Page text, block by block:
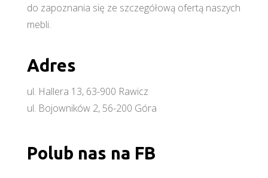
do zapoznania się ze szczegółową ofertą naszych
mebli.
Adres
ul. Hallera 13, 63-900 Rawicz
ul. Bojowników 2, 56-200 Góra
Polub nas na FB